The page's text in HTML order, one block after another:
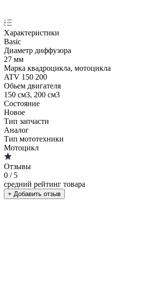
Характеристики
Basic
Диаметр диффузора
27 мм
Марка квадроцикла, мотоцикла
ATV 150 200
Обьем двигателя
150 см3, 200 см3
Состояние
Новое
Тип запчасти
Аналог
Тип мототехники
Мотоцикл
Отзывы
0 / 5
средний рейтинг товара
+ Добавить отзыв